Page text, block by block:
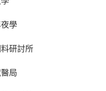
學
研討所
局